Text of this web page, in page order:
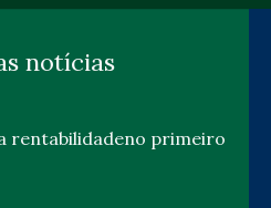
notícias
rentabilidadeno primeiro